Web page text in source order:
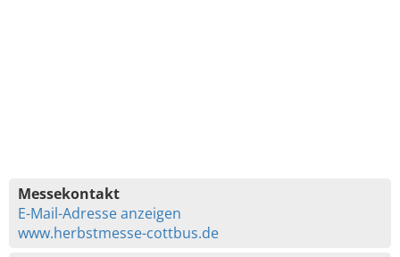
Messekontakt
E-Mail-Adresse anzeigen
www.herbstmesse-cottbus.de